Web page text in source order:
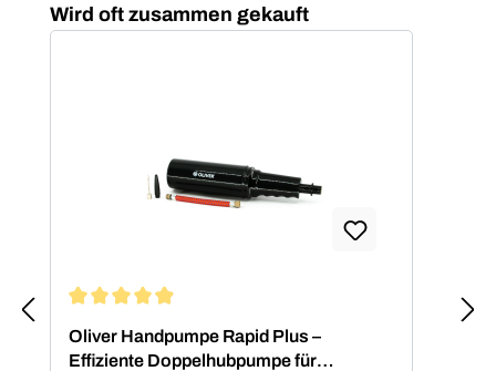
Produktgalerie überspringen
Wird oft zusammen gekauft
Durchschnittliche Bewertung von 4.88 von 5 Sternen
Oliver Handpumpe Rapid Plus –
Effiziente Doppelhubpumpe für